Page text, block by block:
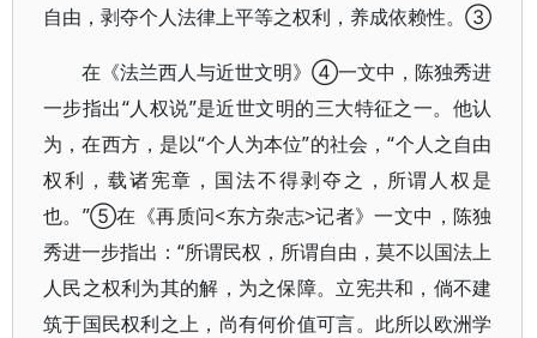
自由，剥夺个人法律上平等之权利，养成依赖性。③
在《法兰西人与近世文明》④一文中，陈独秀进
一步指出“人权说”是近世文明的三大特征之一。他认
为，在西方，是以“个人为本位”的社会，“个人之自由
权利，载诸宪章，国法不得剥夺之，所谓人权是
也。”⑤在《再质问<东方杂志>记者》一文中，陈独
秀进一步指出：“所谓民权，所谓自由，莫不以国法上
人民之权利为其的解，为之保障。立宪共和，倘不建
筑于国民权利之上，尚有何价值可言。此所以欧洲学